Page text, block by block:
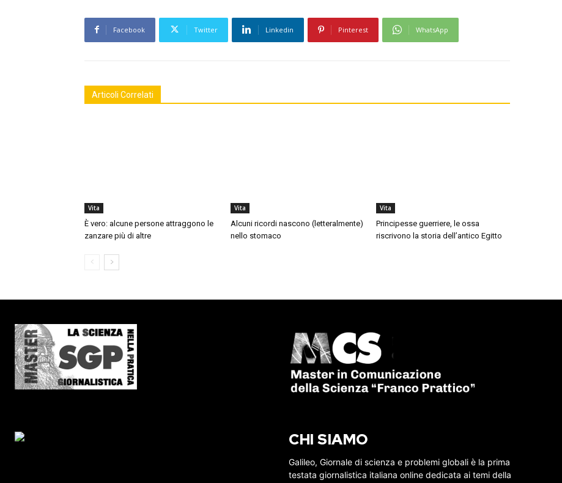
Facebook Twitter Linkedin Pinterest WhatsApp
Articoli Correlati
Vita
È vero: alcune persone attraggono le
zanzare più di altre
Vita
Alcuni ricordi nascono (letteralmente)
nello stomaco
Vita
Principesse guerriere, le ossa
riscrivono la storia dell’antico Egitto
CHI SIAMO
Galileo, Giornale di scienza e problemi globali è la prima
testata giornalistica italiana online dedicata ai temi della